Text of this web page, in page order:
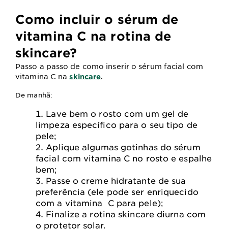
Como incluir o sérum de
vitamina C na rotina de
skincare?
Passo a passo de como inserir o sérum facial com
vitamina C naskincare.
De manhã:
Lave bem o rosto com um gel de
limpeza específico para o seu tipo de
pele;
Aplique algumas gotinhas do sérum
facial com vitamina C no rosto e espalhe
bem;
Passe o creme hidratante de sua
preferência (ele pode ser enriquecido
com a vitamina C para pele);
Finalize a rotina skincare diurna com
o protetor solar.